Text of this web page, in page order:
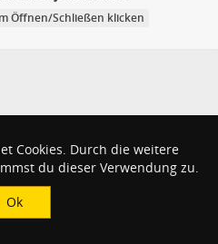
Öffnen/Schließen klicken
Cookies. Durch die weitere
du dieser Verwendung zu.
Ok